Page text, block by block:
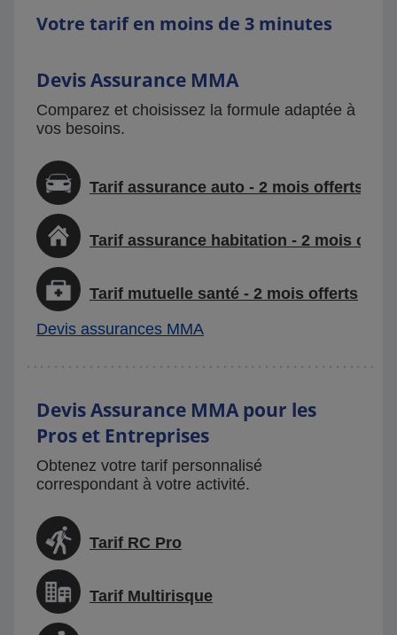
Votre tarif en moins de 3 minutes
Devis Assurance MMA
Comparez et choisissez la formule adaptée à
vos besoins.
Tarif assurance auto - 2 mois offerts
Tarif assurance habitation - 2 mois
Tarif mutuelle santé - 2 mois offerts
Devis assurances MMA
Devis Assurance MMA pour les
Pros et Entreprises
Obtenez votre tarif personnalisé
correspondant à votre activité.
Tarif RC Pro
Tarif Multirisque